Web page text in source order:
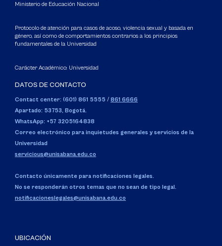
Ministerio de Educación Nacional
Protocolo de atención para casos de acoso, violencia sexual y basada en
género, así como de comportamientos contrarios a los principios
fundamentales de la Universidad
Carácter Académico: Universidad
DATOS DE CONTACTO
Contact center: (601) 861 5555 / 861 6666
Apartado: 53753, Bogotá.
WhatsApp: +57 3205164838
Correo electrónico para inquietudes generales y servicios de la
Universidad
servicious@unisabana.edu.co
Contacto únicamente para notificaciones legales.
No se responderán otros temas que no sean de tipo legal.
notificacioneslegales@unisabana.edu.co
UBICACIÓN